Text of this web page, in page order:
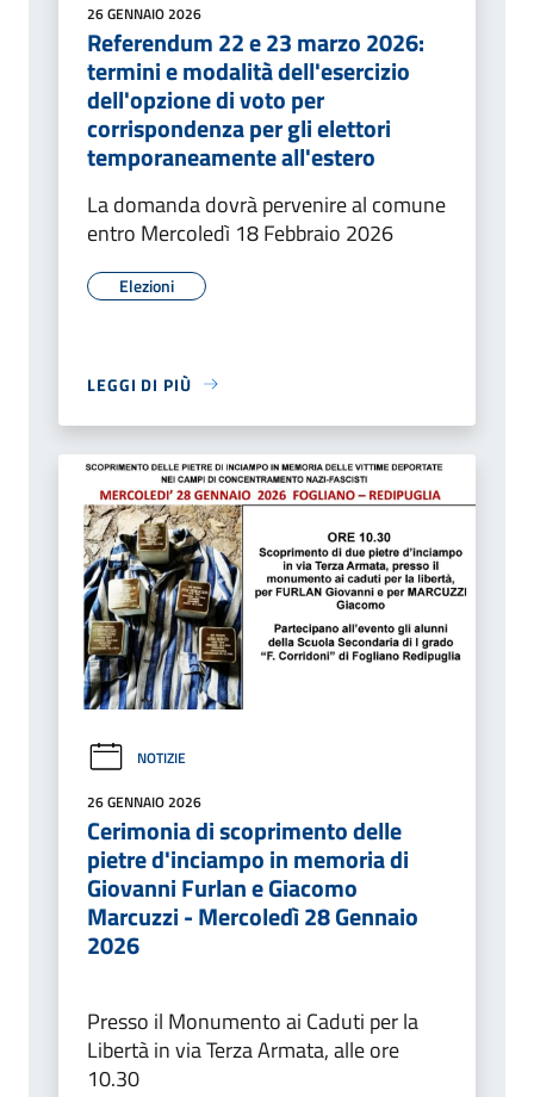
26 GENNAIO 2026
Referendum 22 e 23 marzo 2026:
termini e modalità dell'esercizio
dell'opzione di voto per
corrispondenza per gli elettori
temporaneamente all'estero
La domanda dovrà pervenire al comune
entro Mercoledì 18 Febbraio 2026
Elezioni
LEGGI DI PIÙ
NOTIZIE
26 GENNAIO 2026
Cerimonia di scoprimento delle
pietre d'inciampo in memoria di
Giovanni Furlan e Giacomo
Marcuzzi - Mercoledì 28 Gennaio
2026
Presso il Monumento ai Caduti per la
Libertà in via Terza Armata, alle ore
10.30